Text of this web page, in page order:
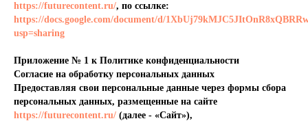
https://futurecontent.ru/, по ссылке:
https://docs.google.com/document/d/
usp=sharing
Приложение № 1 к Политике конфиденциальности
Согласие на обработку персональных данных
Предоставляя свои персональные данные через формы сбора
персональных данных, размещенные на сайте
https://futurecontent.ru/ (далее - «Сайт»),